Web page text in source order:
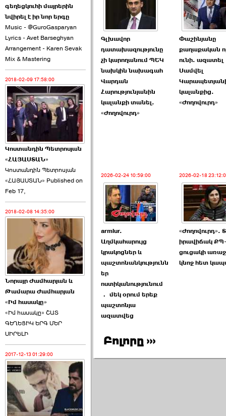
2026-06-09 15:05:00
Ծառուկյանի փեսան
վնասել է ›››
2026-06-09 07:11:00
Այս ընդդիմությունը
կվերցնի ›››
2026-06-09 00:41:00
Որպես ընդդիմադիր
ընտրող՝ ›››
գեղեցկուհի մայրերին
նվիրել է իր նոր երգը
Music - @GuroGasparyan
Lyrics - Avet Barseghyan
Arrangement - Karen Sevak
Mix & Mastering
2018-02-09 17:58:00
Կոստանդին Պետրոսյան
«ՀԱՅԱՍՏԱՆ»
Կոստանդին Պետրոսյան
«ՀԱՅԱՍՏԱՆ» Published on
Feb 17,
2018-02-08 14:35:00
Նորայր Ժամհարյան և
Թամարա Ժամհարյան
«Իմ հասակը»
«Իմ հասակը» ՇԱՏ
ԳԵՂԵՑԻԿ ԵՐԳ ՄԵՐ
ՍԻՐԵԼԻ
2017-12-13 01:29:00
Գլխավոր
դատախազությունը
չի կարողանում ՊԵԿ
նախկին նախագահ
Վարդան
Հարությունյանին
կալանքի տանել.
«Ժողովուրդ»
Փաշինյանը
քաղաքական
ունի. ազատել
Սամվել
կալանքից.
«Ժողովուրդ»
2026-02-24 10:59:00
armlur.
Աղմկահարույց
կրակոցներ և
պաշտոնանկությունն
եր
ոստիկանությունում
․ մեկ օրում երեք
պաշտոնյա
ազատվեց
2026-02-18
«Ժողովուրդ».
իրավիճակ ՔՊ-
ցուցակի
կնոջ հետ
Բոլորը ›››